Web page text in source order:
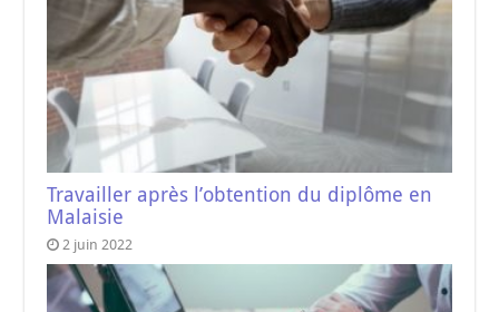
Travailler après l’obtention du diplôme en
Malaisie
2 juin 2022